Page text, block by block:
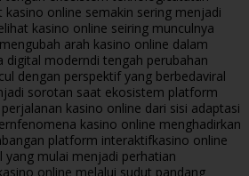
online semakin sering menjadi
kasino online seiring munculnya
mengubah arah kasino online dalam
digital moderndi tengah perubahan
dengan perspektif yang berbedaviral
sorotan saat ekosistem platform
kasino online dari sisi adaptasi
fenomena kasino online menghadirkan
platform interaktifkasino online
yang mulai menjadi perhatian
online melalui sudut pandang